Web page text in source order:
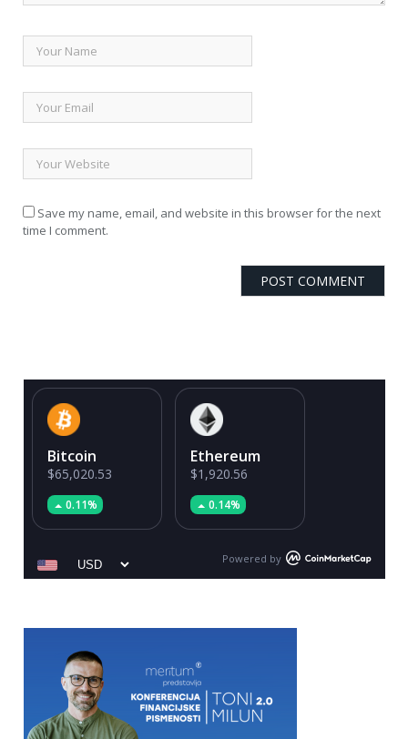
Save my name, email, and website in this browser for the next
time I comment.
Bitcoin
$65,020.53
0.11%
Ethereum
$1,920.56
0.14%
Powered by